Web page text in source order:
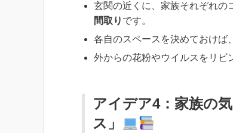
玄関の近くに、家族それぞれの
間取り です。
各自のスペースを決めておけば
外からの花粉やウイルスをリビ
アイデア4：家族の
ス」